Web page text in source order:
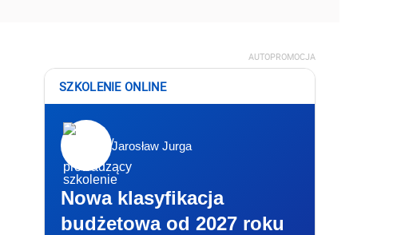
AUTOPROMOCJA
SZKOLENIE ONLINE
Jarosław Jurga
Nowa klasyfikacja
budżetowa od 2027 roku